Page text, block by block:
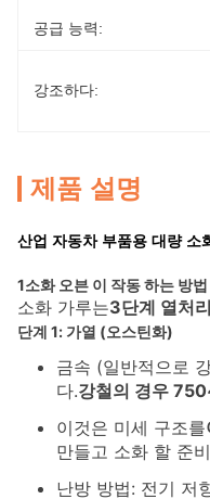
공급 능력:
강조하다:
제품 설명
산업 자동차 부품용 대량 소
1소화 오븐 이 작동 하는 방법
소화 가루는3단계 열처
단계 1: 가열 (오스틴화)
금속 (일반적으로
다.강철의 경우
이것은 미세 구조를
만들고 소화 할 준
난방 방법: 전기 저